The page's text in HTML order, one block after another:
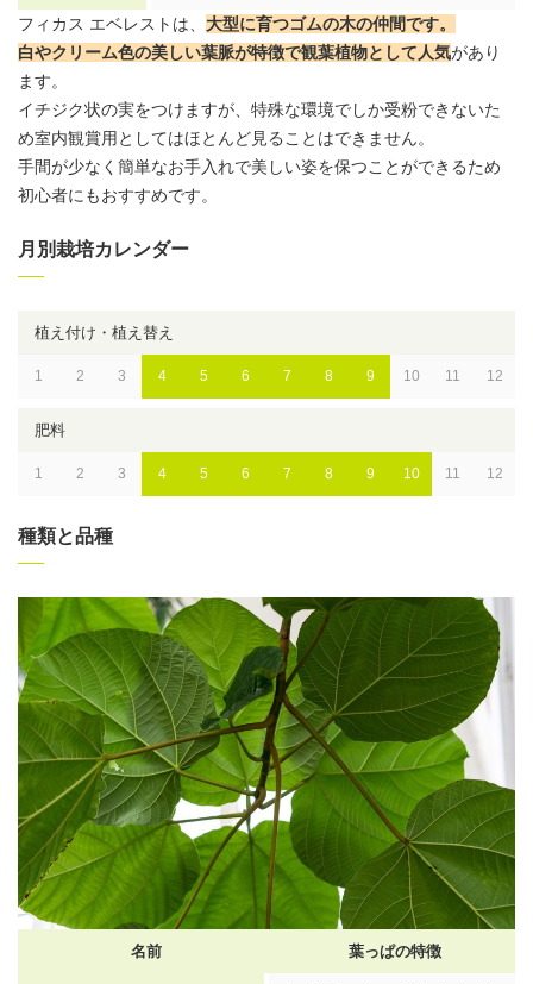
フィカス エベレストは、 大型に育つゴムの木の仲間です。
白やクリーム色の美しい葉脈が特徴で観葉植物として人気があり
ます。
イチジク状の実をつけますが、特殊な環境でしか受粉できないた
め室内観賞用としてはほとんど見ることはできません。
手間が少なく簡単なお手入れで美しい姿を保つことができるため
初心者にもおすすめです。
月別栽培カレンダー
植え付け・植え替え
1 2 3 4 5 6 7 8 9 10 11 12
肥料
1 2 3 4 5 6 7 8 9 10 11 12
種類と品種
名前 葉っぱの特徴